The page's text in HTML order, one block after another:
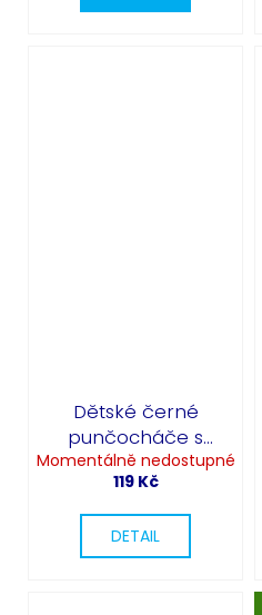
Dětské černé
punčocháče s
dýněmi
Momentálně nedostupné
119 Kč
DETAIL